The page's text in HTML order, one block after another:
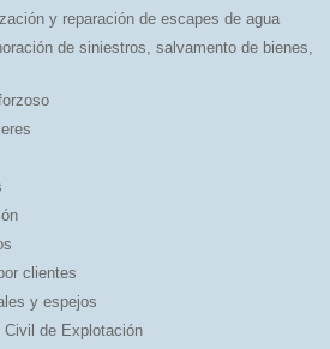
y reparación de escapes de agua
de siniestros, salvamento de bienes,
clientes
y espejos
Civil de Explotación